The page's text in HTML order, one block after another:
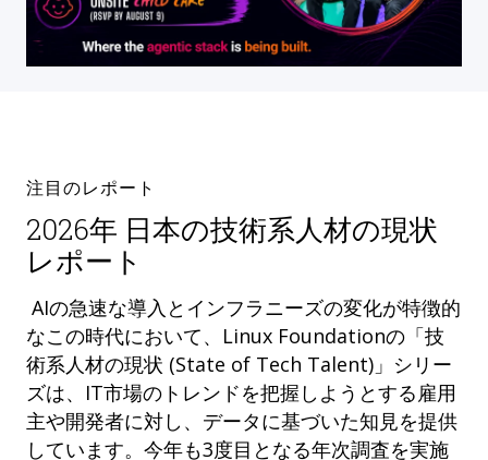
注目のレポート
2026年 日本の技術系人材の現状
レポート
AIの急速な導入とインフラニーズの変化が特徴的
なこの時代において、Linux Foundationの「技
術系人材の現状 (State of Tech Talent)」シリー
ズは、IT市場のトレンドを把握しようとする雇用
主や開発者に対し、データに基づいた知見を提供
しています。今年も3度目となる年次調査を実施